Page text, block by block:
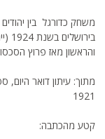
משחק כדורגל בין
והראשון מאז פרוץ
מתוך: עיתון דואר היום,
1921
קטע מהכתבה: